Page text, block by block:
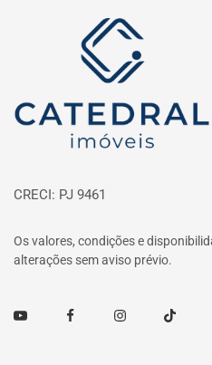
Página inicial
CRECI: PJ 9461
Os valores, condições e
alterações sem aviso prévio.
Youtube FacebookInstagramTikTok